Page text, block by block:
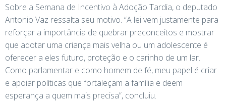
Sobre a Semana de Incentivo à Adoção Tardia, o deputado
Antonio Vaz ressalta seu motivo. “A lei vem justamente para
reforçar a importância de quebrar preconceitos e mostrar
que adotar uma criança mais velha ou um adolescente é
oferecer a eles futuro, proteção e o carinho de um lar.
Como parlamentar e como homem de fé, meu papel é criar
e apoiar políticas que fortaleçam a família e deem
esperança a quem mais precisa”, concluiu.